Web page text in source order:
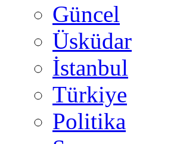
Güncel
Üsküdar
İstanbul
Türkiye
Politika